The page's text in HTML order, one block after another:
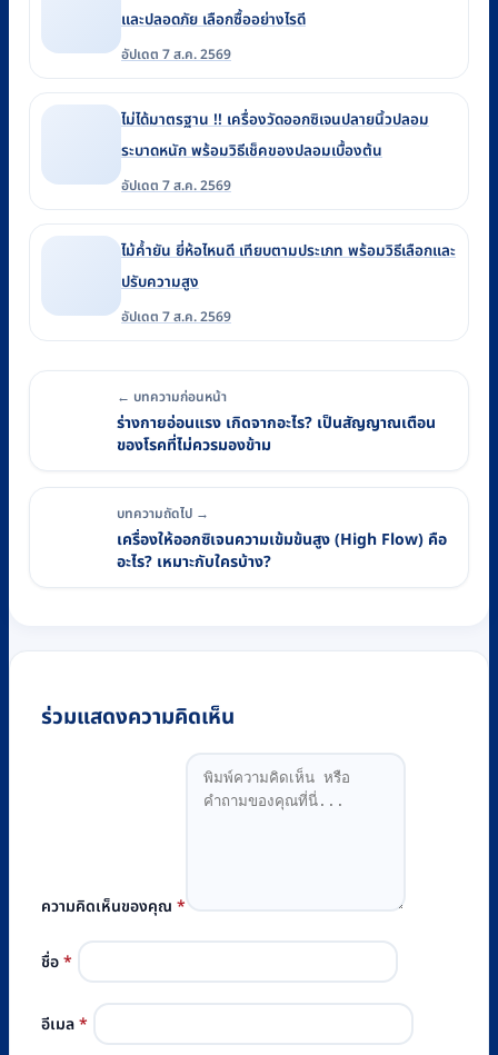
และปลอดภัย เลือกซื้ออย่างไรดี
อัปเดต 7 ส.ค. 2569
ไม่ได้มาตรฐาน !! เครื่องวัดออกซิเจนปลายนิ้วปลอม
ระบาดหนัก พร้อมวิธีเช็คของปลอมเบื้องต้น
อัปเดต 7 ส.ค. 2569
ไม้ค้ำยัน ยี่ห้อไหนดี เทียบตามประเภท พร้อมวิธีเลือกและ
ปรับความสูง
อัปเดต 7 ส.ค. 2569
← บทความก่อนหน้า
ร่างกายอ่อนแรง เกิดจากอะไร? เป็นสัญญาณเตือน
ของโรคที่ไม่ควรมองข้าม
บทความถัดไป →
เครื่องให้ออกซิเจนความเข้มข้นสูง (High Flow) คือ
อะไร? เหมาะกับใครบ้าง?
ร่วมแสดงความคิดเห็น
ความคิดเห็นของคุณ *
ชื่อ*
อีเมล*